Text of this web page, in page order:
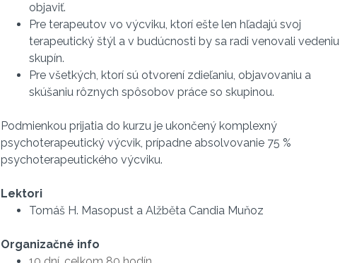
objaviť.
Pre terapeutov vo výcviku, ktorí ešte len hľadajú svoj
terapeutický štýl a v budúcnosti by sa radi venovali vedeniu
skupín.
Pre všetkých, ktorí sú otvorení zdieľaniu, objavovaniu a
skúšaniu rôznych spôsobov práce so skupinou.
Podmienkou prijatia do kurzu je ukončený komplexný
psychoterapeutický výcvik, prípadne absolvovanie 75 %
psychoterapeutického výcviku.
Lektori
Tomáš H. Masopust a Alžběta Candia Muňoz
Organizačné info